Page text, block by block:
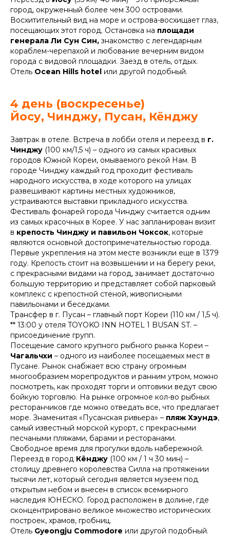
город, окруженный более чем 300 островами.
Восхитительный вид на море и острова-восхищает глаз,
посещающих этот город. Остановка на площади
генерала Ли Сун Син, знакомство с легендарным
кораблем-черепахой и любование вечерним видом
города с видовой площадки. Заезд в отель, отдых.
Отель Ocean Hills hotel или другой подобный.
4 день (воскресенье)
Йосу, Чинджу, Пусан, Кёнджу
Завтрак в отеле. Встреча в лобби отеля и переезд в г.
Чинджу (100 км/1,5 ч) – одного из самых красивых
городов Южной Кореи, омываемого рекой Нам. В
городе Чинджу каждый год проходит фестиваль
народного искусства, в ходе которого на улицах
развешивают картины местных художников,
устраиваются выставки прикладного искусства.
Фестиваль фонарей города Чинджу считается одним
из самых красочных в Корее. У нас запланирован визит
в крепость Чинджу и павильон Чоксок, которые
являются основной достопримечательностью города.
Первые укрепления на этом месте возникли еще в 1379
году. Крепость стоит на возвышении и на берегу реки,
с прекрасными видами на город, занимает достаточно
большую территорию и представляет собой парковый
комплекс с крепостной стеной, живописными
павильонами и беседками.
Трансфер в г. Пусан – главный порт Кореи (110 км / 1,5 ч).
** 13:00 у отеля TOYOKO INN HOTEL 1 BUSAN ST. –
присоединение групп.
Посещение самого крупного рыбного рынка Кореи –
Чагальчхи – одного из наиболее посещаемых мест в
Пусане. Рынок снабжает всю страну огромным
многообразием морепродуктов и ранним утром, можно
посмотреть, как проходят торги и оптовики ведут свою
бойкую торговлю. На рынке огромное кол-во рыбных
ресторанчиков где можно отведать все, что предлагает
море. Знаменитая «Пусанская ривьера» – пляж Хэундэ,
самый известный морской курорт, с прекрасными
песчаными пляжами, барами и ресторанами.
Свободное время для прогулки вдоль набережной.
Переезд в город Кёнджу (100 км / 1 ч 30 мин) –
столицу древнего королевства Силла на протяжении
тысячи лет, который сегодня является музеем под
открытым небом и внесен в список всемирного
наследия ЮНЕСКО. Город расположен в долине, где
сконцентрировано великое множество исторических
построек, храмов, гробниц.
Отель Gyeongju Commodore или другой подобный.